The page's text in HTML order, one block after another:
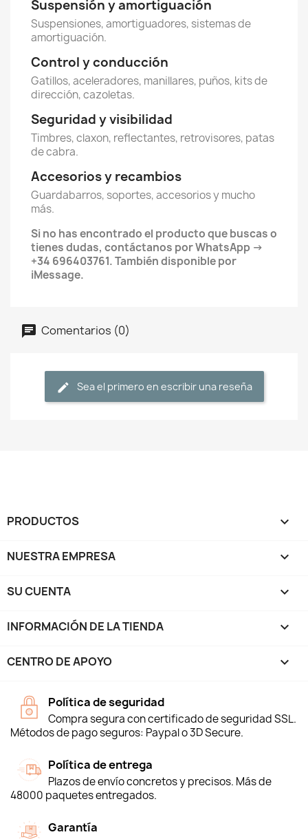
Suspensión y amortiguación
Suspensiones, amortiguadores, sistemas de
amortiguación.
Control y conducción
Gatillos, aceleradores, manillares, puños, kits de
dirección, cazoletas.
Seguridad y visibilidad
Timbres, claxon, reflectantes, retrovisores, patas
de cabra.
Accesorios y recambios
Guardabarros, soportes, accesorios y mucho
más.
Si no has encontrado el producto que buscas o
tienes dudas, contáctanos por WhatsApp →
+34 696403761. También disponible por
iMessage.
Comentarios (0)
Sea el primero en escribir una reseña
PRODUCTOS 
NUESTRA EMPRESA 
SU CUENTA 
INFORMACIÓN DE LA TIENDA keyboard_arrow_down
CENTRO DE APOYO 
Política de seguridad
Compra segura con certificado de seguridad SSL.
Métodos de pago seguros: Paypal o 3D Secure.
Política de entrega
Plazos de envío concretos y precisos. Más de
48000 paquetes entregados.
Garantía